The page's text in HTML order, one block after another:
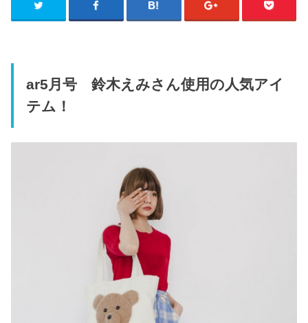
ar5月号 鈴木えみさん使用の人気アイ
テム！